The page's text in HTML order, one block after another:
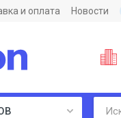
и оплата Новости